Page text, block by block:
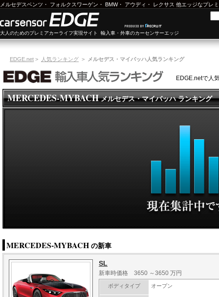
メルセデスベンツ ・ フォルクスワーゲン ・ BMW・ アウディ ・ レクサス 他エッジなプレ
大人のためのプレミアカーライフ実現サイト 輸入車・外車のカーセンサーエッジ
EDGE.net > 人気ランキング > メルセデス・マイバッハ人気ランキング
EDGE.netで人
MERCEDES-MYBACHメルセデス・マイバッハ ランキング
MERCEDES-MYBACH の新車
SL
新車時価格 3650 ～3650 万円
ボディタイプ オープン